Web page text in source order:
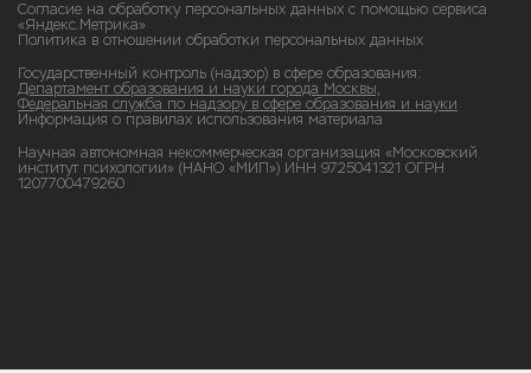
Согласие на обработку персональных данных с помощью сервиса
«Яндекс.Метрика»
Политика в отношении обработки персональных данных
Государственный контроль (надзор) в сфере образования:
Департамент образования и науки города Москвы,
Федеральная служба по надзору в сфере образования и науки
Информация о правилах использования материала
Научная автономная некоммерческая организация «Московский
институт психологии» (НАНО «МИП») ИНН 9725041321 ОГРН
1207700479260